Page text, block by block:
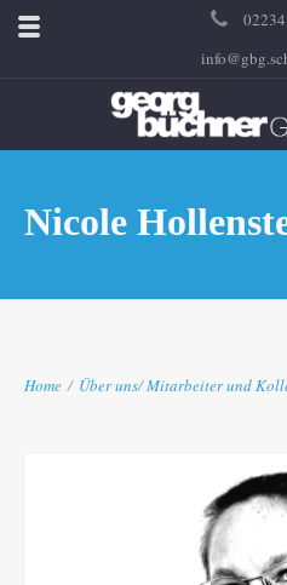
Nicole
Home / Über uns/Mitarbeiter und